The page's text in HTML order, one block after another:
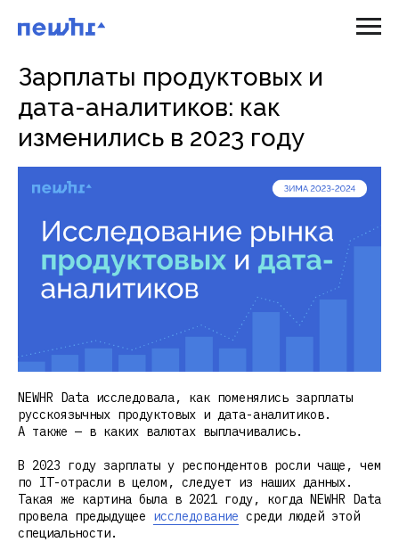
Зарплаты продуктовых и
дата-аналитиков: как
изменились в 2023 году
NEWHR Data исследовала, как поменялись зарплаты
русскоязычных продуктовых и дата-аналитиков.
А также — в каких валютах выплачивались.
В 2023 году зарплаты у респондентов росли чаще, чем
по IT-отрасли в целом, следует из наших данных.
Такая же картина была в 2021 году, когда NEWHR Data
провела предыдущее исследование среди людей этой
специальности.